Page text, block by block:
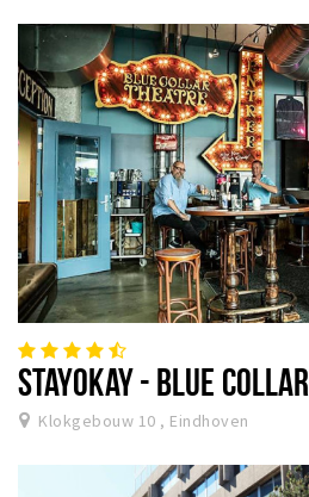
STAYOKAY - BLUE COLLAR
Klokgebouw 10 , Eindhoven